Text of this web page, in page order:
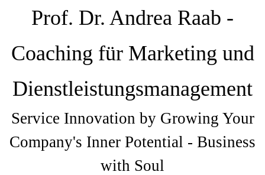
Prof. Dr. Andrea Raab -
Coaching für Marketing und
Dienstleistungsmanagement
Service Innovation by Growing Your
Company's Inner Potential - Business
with Soul